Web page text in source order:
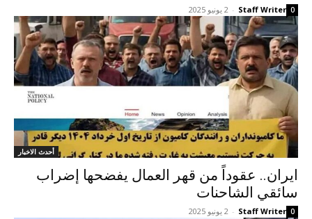
Staff Writer
- 2 يونيو 2025 0
أحدث الاخبار
ایران.. عقوداً من قهر العمال یفضحها إضراب
سائقي الشاحنات
Staff Writer
- 2 يونيو 2025 0